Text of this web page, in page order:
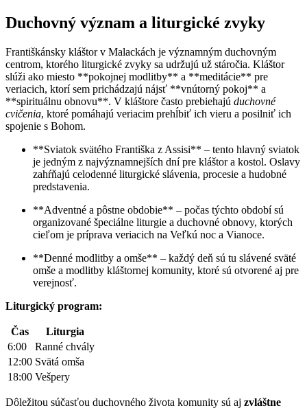
Duchovný význam a liturgické zvyky
Františkánsky kláštor v Malackách je významným duchovným
centrom, ktorého liturgické zvyky sa udržujú už stáročia. Kláštor
slúži ako miesto **pokojnej modlitby** a **meditácie** pre
veriacich, ktorí sem prichádzajú nájsť **vnútorný pokoj** a
**spirituálnu obnovu**. V kláštore často prebiehajú duchovné
cvičenia, ktoré pomáhajú veriacim prehĺbiť ich vieru a posilniť ich
spojenie s Bohom.
**Sviatok svätého Františka z Assisi** – tento hlavný sviatok
je jedným z najvýznamnejších dní pre kláštor a kostol. Oslavy
zahŕňajú celodenné liturgické slávenia, procesie a hudobné
predstavenia.
**Adventné a pôstne obdobie** – počas týchto období sú
organizované špeciálne liturgie a duchovné obnovy, ktorých
cieľom je príprava veriacich na Veľkú noc a Vianoce.
**Denné modlitby a omše** – každý deň sú tu slávené sväté
omše a modlitby kláštornej komunity, ktoré sú otvorené aj pre
verejnosť.
Liturgický program:
Čas
Liturgia
6:00
Ranné chvály
12:00 Svätá omša
18:00 Vešpery
Dôležitou súčasťou duchovného života komunity sú aj zvláštne